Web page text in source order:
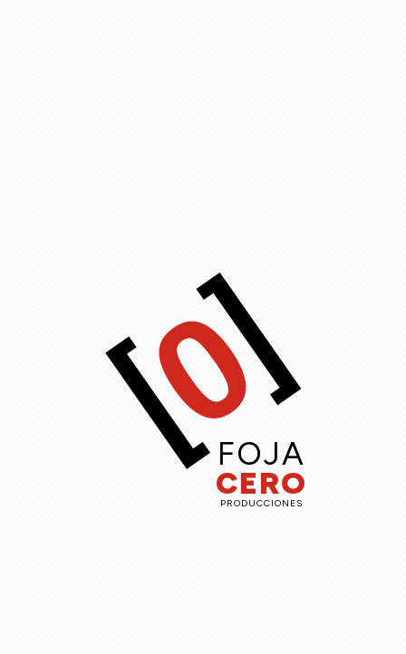
[
0
]
FOJA
CERO
PRODUCCIONES